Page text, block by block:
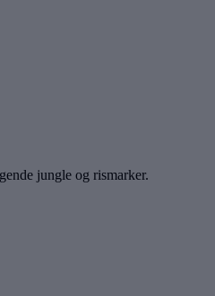
jungle og rismarker.